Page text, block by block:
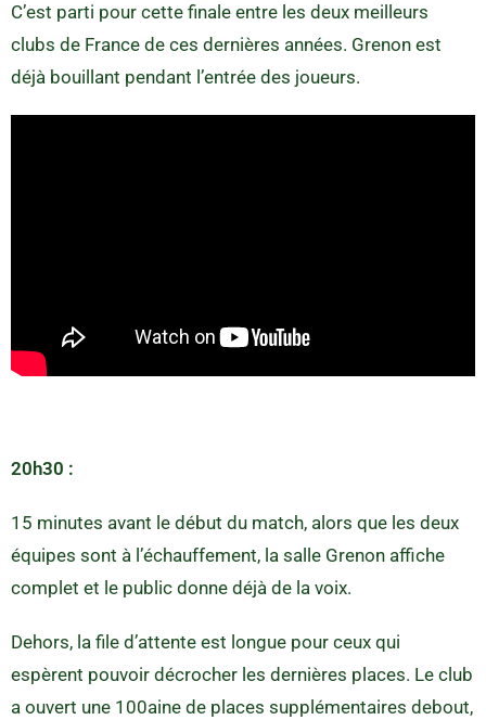
C’est parti pour cette finale entre les deux meilleurs
clubs de France de ces dernières années. Grenon est
déjà bouillant pendant l’entrée des joueurs.
20h30 :
15 minutes avant le début du match, alors que les deux
équipes sont à l’échauffement, la salle Grenon affiche
complet et le public donne déjà de la voix.
Dehors, la file d’attente est longue pour ceux qui
espèrent pouvoir décrocher les dernières places. Le club
a ouvert une 100aine de places supplémentaires debout,